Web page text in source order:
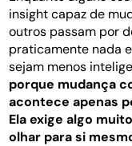
insight capaz de
outros passam por
praticamente nada
sejam menos
porque mudança
acontece apenas
Ela exige algo
olhar para si